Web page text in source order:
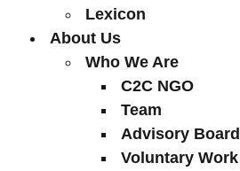
Lexicon
About Us
Who We Are
C2C NGO
Team
Advisory Board
Voluntary Work